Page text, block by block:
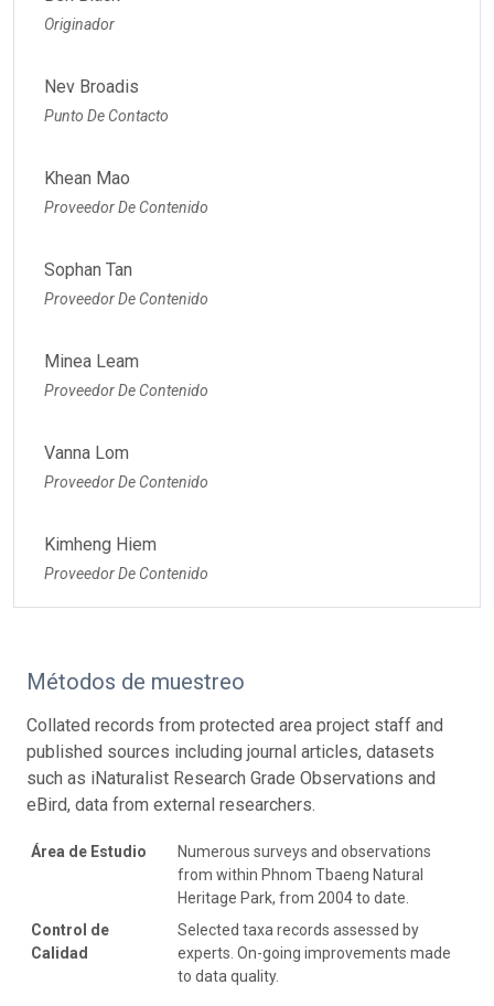
Originador
Nev Broadis
Punto De Contacto
Khean Mao
Proveedor De Contenido
Sophan Tan
Proveedor De Contenido
Minea Leam
Proveedor De Contenido
Vanna Lom
Proveedor De Contenido
Kimheng Hiem
Proveedor De Contenido
Métodos de muestreo
Collated records from protected area project staff and
published sources including journal articles, datasets
such as iNaturalist Research Grade Observations and
eBird, data from external researchers.
Área de Estudio
Numerous surveys and observations
from within Phnom Tbaeng Natural
Heritage Park, from 2004 to date.
Control de
Calidad
Selected taxa records assessed by
experts. On-going improvements made
to data quality.